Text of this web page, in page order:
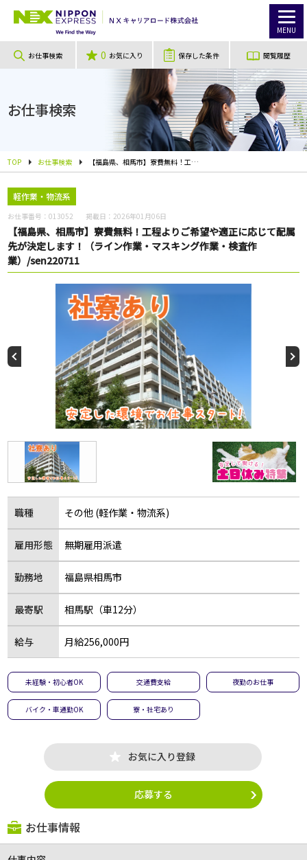
MENU
お仕事検索 0 お気に入り 保存した条件 閲覧履歴
お仕事検索
TOP お仕事検索 【福島県、相馬市】寮費無料！工程よりご希望や適正に応じて配属先が決定します！（ライン作業・マスキング作業・検査作業）/sen220711
軽作業・物流系
お仕事番号：013052 掲載日： 2026年01月06日
【福島県、相馬市】寮費無料！工程よりご希望や適正に応じて配属
先が決定します！（ライン作業・マスキング作業・検査作
業）/sen220711
職種 その他 (軽作業・物流系)
雇用形態 無期雇用派遣
勤務地 福島県相馬市
最寄駅 相馬駅（車12分）
給与 月給256,000円
未経験・初心者OK 交通費支給 夜勤のお仕事
バイク・車通勤OK 寮・社宅あり
お気に入り登録
応募する
お仕事情報